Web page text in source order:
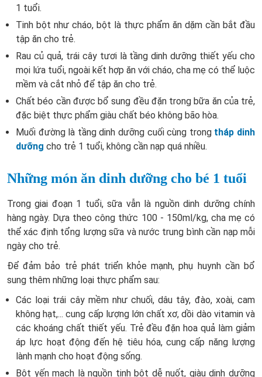
1 tuổi.
Tinh bột như cháo, bột là thực phẩm ăn dặm cần bắt đầu
tập ăn cho trẻ.
Rau củ quả, trái cây tươi là tầng dinh dưỡng thiết yếu cho
mọi lứa tuổi, ngoài kết hợp ăn với cháo, cha mẹ có thể luộc
mềm và cắt nhỏ để tập ăn cho trẻ.
Chất béo cần được bổ sung đều đặn trong bữa ăn của trẻ,
đặc biệt thực phẩm giàu chất béo không bão hòa.
Muối đường là tầng dinh dưỡng cuối cùng trong tháp dinh
dưỡng cho trẻ 1 tuổi, không cần nạp quá nhiều.
Những món ăn dinh dưỡng cho bé 1 tuổi
Trong giai đoạn 1 tuổi, sữa vẫn là nguồn dinh dưỡng chính
hàng ngày. Dựa theo công thức 100 - 150ml/kg, cha mẹ có
thể xác định tổng lượng sữa và nước trung bình cần nạp mỗi
ngày cho trẻ.
Để đảm bảo trẻ phát triển khỏe mạnh, phụ huynh cần bổ
sung thêm những loại thực phẩm sau:
Các loại trái cây mềm như chuối, dâu tây, đào, xoài, cam
không hạt,... cung cấp lượng lớn chất xơ, dồi dào vitamin và
các khoáng chất thiết yếu. Trẻ đều đặn hoa quả làm giảm
áp lực hoạt động đến hệ tiêu hóa, cung cấp năng lượng
lành mạnh cho hoạt động sống.
Bột yến mạch là nguồn tinh bột dễ nuốt, giàu dinh dưỡng